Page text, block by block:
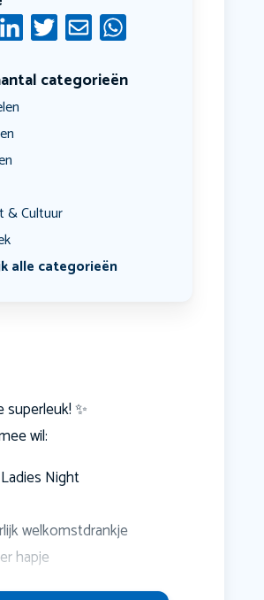
categorieën
& Cultuur
alle categorieën
superleuk! ✨
wil:
Night
welkomstdrankje
hapje